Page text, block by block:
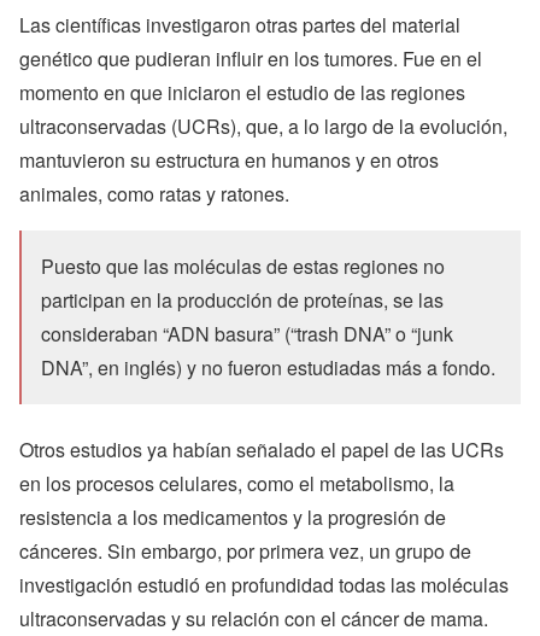
Las científicas investigaron otras partes del material
genético que pudieran influir en los tumores. Fue en el
momento en que iniciaron el estudio de las regiones
ultraconservadas (UCRs), que, a lo largo de la evolución,
mantuvieron su estructura en humanos y en otros
animales, como ratas y ratones.
Puesto que las moléculas de estas regiones no
participan en la producción de proteínas, se las
consideraban “ADN basura” (“trash DNA” o “junk
DNA”, en inglés) y no fueron estudiadas más a fondo.
Otros estudios ya habían señalado el papel de las UCRs
en los procesos celulares, como el metabolismo, la
resistencia a los medicamentos y la progresión de
cánceres. Sin embargo, por primera vez, un grupo de
investigación estudió en profundidad todas las moléculas
ultraconservadas y su relación con el cáncer de mama.